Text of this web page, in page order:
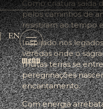
EN
Como criatura saída
pelos caminhos de
resistiram ao tempo
Inspirado nos
veredas onde o
muitas terras se
peregrinações
encantamento.
Com energia